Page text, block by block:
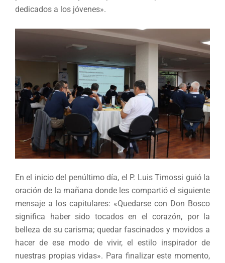
dedicados a los jóvenes».
En el inicio del penúltimo día, el P. Luis Timossi guió la
oración de la mañana donde les compartió el siguiente
mensaje a los capitulares: «Quedarse con Don Bosco
significa haber sido tocados en el corazón, por la
belleza de su carisma; quedar fascinados y movidos a
hacer de ese modo de vivir, el estilo inspirador de
nuestras propias vidas». Para finalizar este momento,